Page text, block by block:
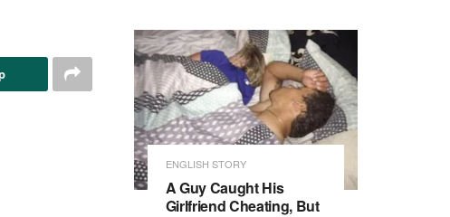
ENGLISH STORY
A Guy Caught His
Girlfriend Cheating, But